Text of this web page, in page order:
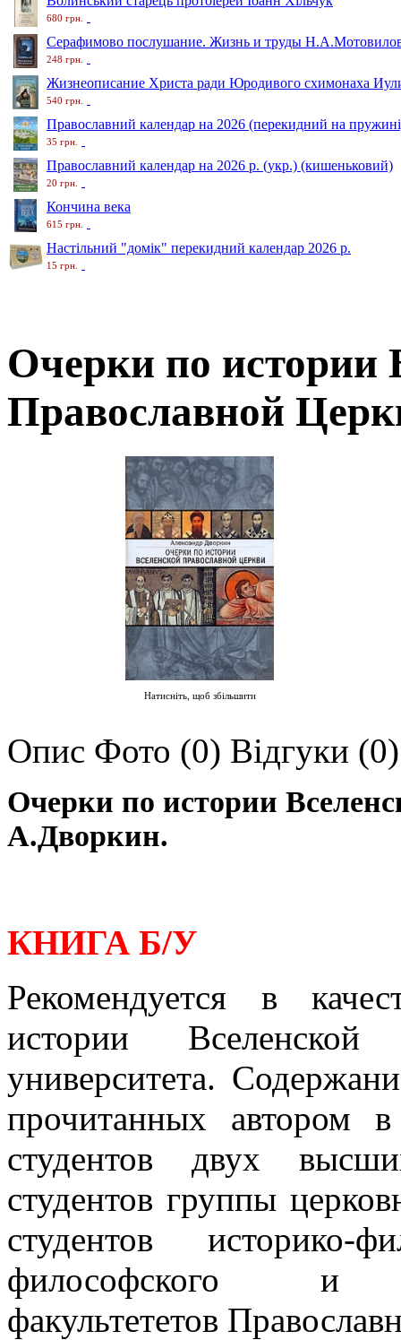
680 грн.
Серафимово послушание. Жизнь и труды
248 грн.
Жизнеописание Христа ради Юродивого схимонаха
540 грн.
Православний календар на 2026 (перекидний на
35 грн.
Православний календар на 2026 р. (укр.) (кишеньковий)
20 грн.
Кончина века
615 грн.
Настільний "домік" перекидний календар 2026 р.
15 грн.
Очерки по истории
Православной
Натисніть, щоб збільшити
Опис Фото (0) Відгуки (0)
Очерки по истории
А.Дворкин.
КНИГА Б/У
Рекомендуется в
истории
университета.
прочитанных автором
студентов двух
студентов группы
студентов историко-
философского и
факультететов